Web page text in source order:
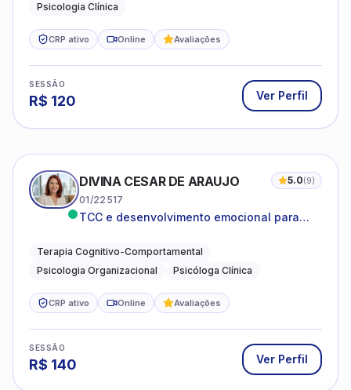
Psicologia Clínica
CRP ativo Online Avaliações
SESSÃO
R$ 120 Ver Perfil
DIVINA CESAR DE ARAUJO 5.0(9)
01/22517
TCC e desenvolvimento emocional para
Terapia Cognitivo-Comportamental
Psicologia Organizacional
Psicóloga Clínica
CRP ativo Online Avaliações
SESSÃO
R$ 140 Ver Perfil